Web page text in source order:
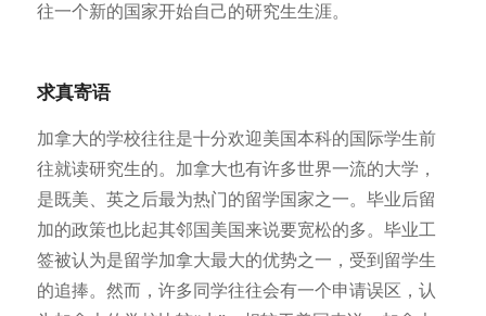
往一个新的国家开始自己的研究生生涯。
求真寄语
加拿大的学校往往是十分欢迎美国本科的国际学生前
往就读研究生的。加拿大也有许多世界一流的大学，
是既美、英之后最为热门的留学国家之一。毕业后留
加的政策也比起其邻国美国来说要宽松的多。毕业工
签被认为是留学加拿大最大的优势之一，受到留学生
的追捧。然而，许多同学往往会有一个申请误区，认